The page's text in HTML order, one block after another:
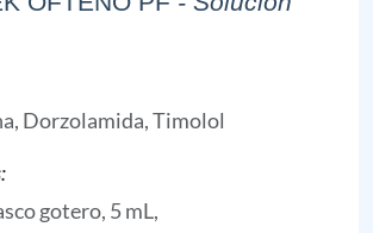
Dorzolamida,Timolol
gotero, 5 mL,